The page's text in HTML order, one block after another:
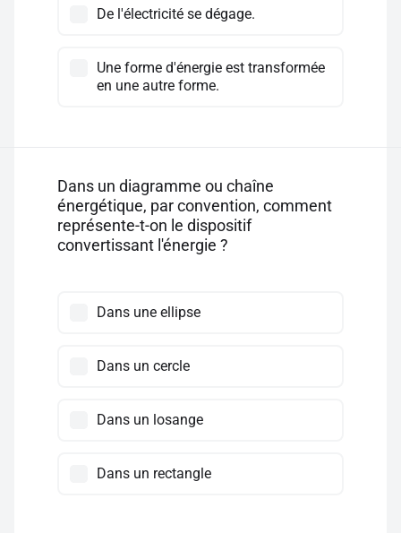
De l'électricité se dégage.
Une forme d'énergie est transformée
en une autre forme.
Dans un diagramme ou chaîne
énergétique, par convention, comment
représente-t-on le dispositif
convertissant l'énergie ?
Dans une ellipse
Dans un cercle
Dans un losange
Dans un rectangle